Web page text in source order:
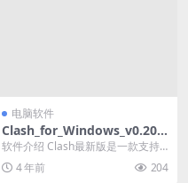
电脑软件
Clash_for_Windows_v0.20.6
_Premium_CN
软件介绍 Clash最新版是一款支持
Windows/Android/MacOS/...
4 年前 204